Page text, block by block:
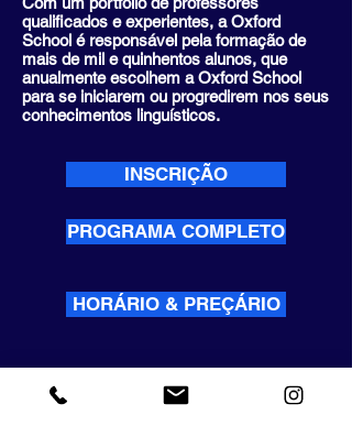
qualificados e experientes, a Oxford
School é responsável pela formação de
mais de mil e quinhentos alunos, que
anualmente escolhem a Oxford School
para se iniciarem ou progredirem nos seus
conhecimentos linguísticos.
INSCRIÇÃO
PROGRAMA COMPLETO
HORÁRIO & PREÇÁRIO